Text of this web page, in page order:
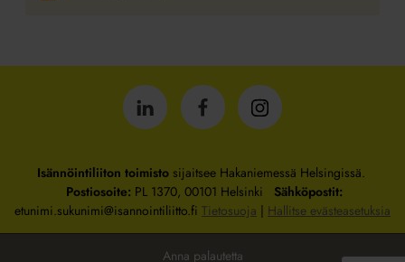
Isännöintiliitto
LinkedInissä
Isännöintiliitto
Facebookissa
Isännöintiliitto
Instagrammissa
Isännöintiliiton toimistosijaitsee Hakaniemessä Helsingissä.
Postiosoite: PL 1370, 00101 Helsinki Sähköpostit:
etunimi.sukunimi@isannointiliitto.fi Tietosuoja | Hallitse evästeasetuksia
Anna palautetta